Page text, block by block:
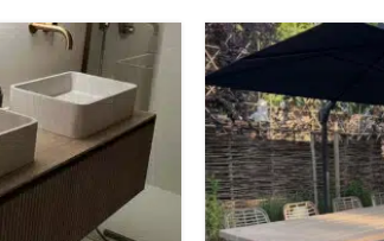
verzendmethode te kiezen. Het kan
is niet mogelijk. Dient je meubel met
op etage rekenen wij hier extra